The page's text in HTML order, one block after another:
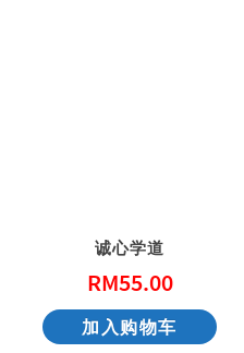
诚心学道
RM55.00
加入购物车